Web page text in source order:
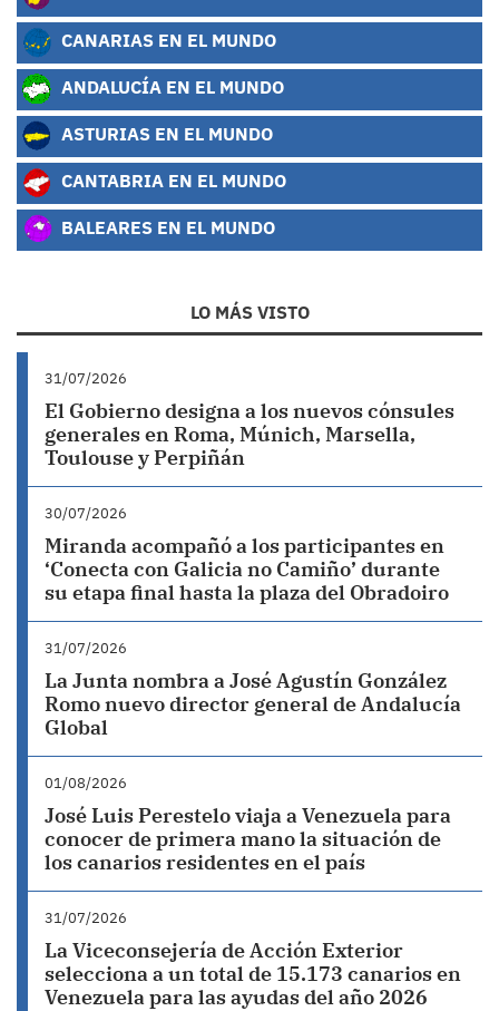
CANARIAS EN EL MUNDO
ANDALUCÍA EN EL MUNDO
ASTURIAS EN EL MUNDO
CANTABRIA EN EL MUNDO
BALEARES EN EL MUNDO
LO MÁS VISTO
31/07/2026
El Gobierno designa a los nuevos cónsules
generales en Roma, Múnich, Marsella,
Toulouse y Perpiñán
30/07/2026
Miranda acompañó a los participantes en
‘Conecta con Galicia no Camiño’ durante
su etapa final hasta la plaza del Obradoiro
31/07/2026
La Junta nombra a José Agustín González
Romo nuevo director general de Andalucía
Global
01/08/2026
José Luis Perestelo viaja a Venezuela para
conocer de primera mano la situación de
los canarios residentes en el país
31/07/2026
La Viceconsejería de Acción Exterior
selecciona a un total de 15.173 canarios en
Venezuela para las ayudas del año 2026